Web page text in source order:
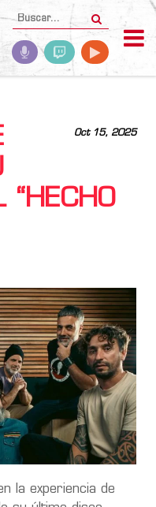
Oct 15, 2025
“HECHO
la experiencia de